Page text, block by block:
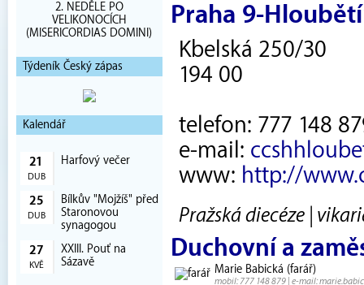
2. NEDĚLE PO
VELIKONOCÍCH
(MISERICORDIAS DOMINI)
Týdeník Český zápas
Kalendář
21
DUB
Harfový večer
25
DUB
Bílkův "Mojžíš" před
Staronovou
synagogou
27
KVĚ
XXIII. Pouť na
Sázavě
Praha 9-
Kbelská 250/30
194 00
telefon: 777 148
e-mail:
www: http://
Pražská diecéze |
Duchovní a
Marie Babická (farář)
mobil: 777 148 879 | e-mail: